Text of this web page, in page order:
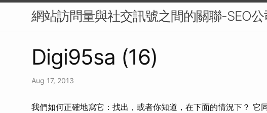
網站訪問量與社交訊號之間的關聯-SEO公
Digi95sa (16)
Aug 17, 2013
我們如何正確地寫它：找出，或者你知道，在下面的情況下？ 它